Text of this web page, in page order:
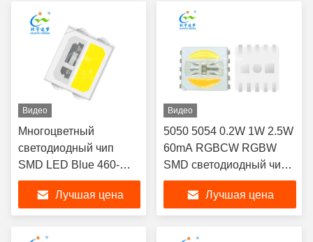
Видео
Многоцветный
светодиодный чип
SMD LED Blue 460-
470nm White 6000K-
7000K Лучшая цена
Видео
5050 5054 0.2W 1W 2.5W
60mA RGBCW RGBW
SMD светодиодный чип
многоцветный
светоизлучающий диод,
многоцветный smd
Лучшая цена